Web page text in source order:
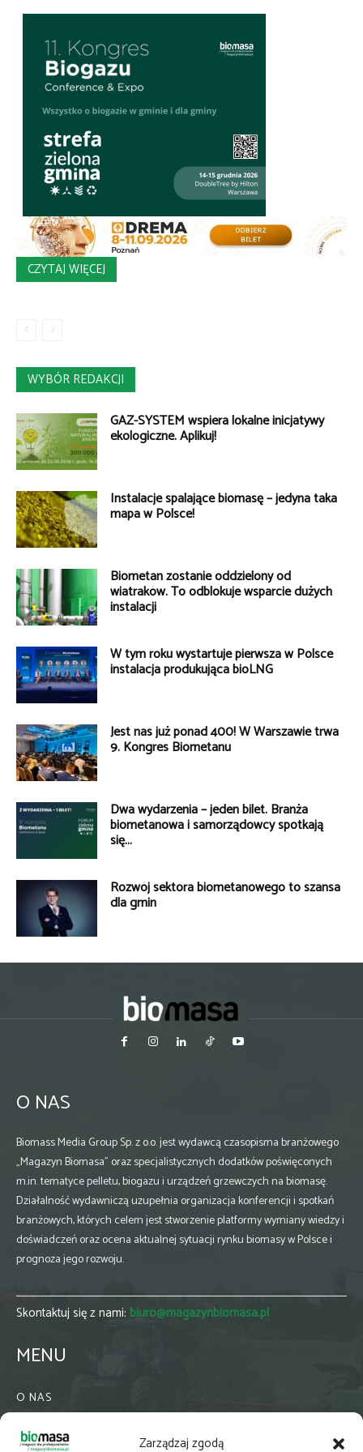
Zarządzaj zgodą
CZYTAJ WIĘCEJ
WYBÓR REDAKCJI
GAZ-SYSTEM wspiera lokalne inicjatywy
ekologiczne. Aplikuj!
Instalacje spalające biomasę – jedyna taka
mapa w Polsce!
Biometan zostanie oddzielony od
wiatraków. To odblokuje wsparcie dużych
instalacji
W tym roku wystartuje pierwsza w Polsce
instalacja produkująca bioLNG
Jest nas już ponad 400! W Warszawie trwa
9. Kongres Biometanu
Dwa wydarzenia – jeden bilet. Branża
biometanowa i samorządowcy spotkają
się...
Rozwój sektora biometanowego to szansa
dla gmin
O NAS
Biomass Media Group Sp. z o.o. jest wydawcą czasopisma branżowego
„Magazyn Biomasa” oraz specjalistycznych dodatków poświęconych
m.in. tematyce pelletu, biogazu i urządzeń grzewczych na biomasę.
Działalność wydawniczą uzupełnia organizacja konferencji i spotkań
branżowych, których celem jest stworzenie platformy wymiany wiedzy i
doświadczeń oraz ocena aktualnej sytuacji rynku biomasy w Polsce i
prognoza jego rozwoju.
Skontaktuj się z nami: biuro@magazynbiomasa.pl
MENU
O NAS
WSPÓŁPRACA